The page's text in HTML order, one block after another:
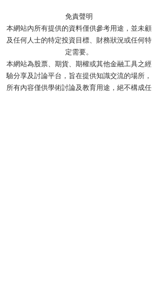
【虎哥】港股留意黃金
股，美股要等等
免責聲明
本網站內所有提供的資料僅供參考用途，並未顧
及任何人士的特定投資目標、財務狀況或任何特
定需要。
本網站為股票、期貨、期權或其他金融工具之經
驗分享及討論平台，旨在提供知識交流的場所，
所有內容僅供學術討論及教育用途，絕不構成任